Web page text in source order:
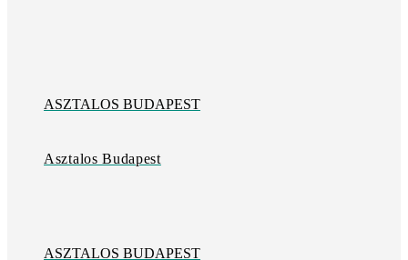
ASZTALOS BUDAPEST
Asztalos Budapest
ASZTALOS BUDAPEST